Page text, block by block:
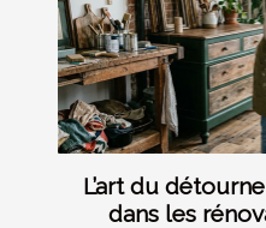
L’art du
dans les